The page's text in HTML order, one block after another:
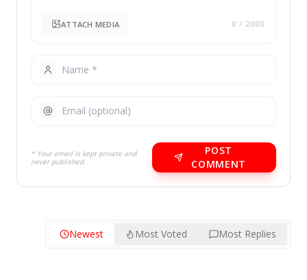
ATTACH MEDIA 0 / 2000
* Your email is kept private and
never published.
POST
COMMENT
Newest Most Voted Most Replies